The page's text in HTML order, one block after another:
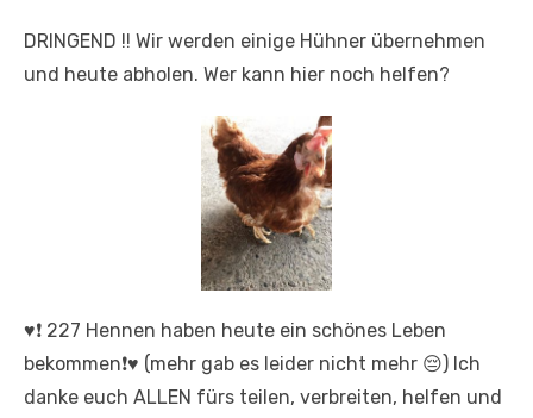
DRINGEND !! Wir werden einige Hühner übernehmen
und heute abholen. Wer kann hier noch helfen?
♥️❗️ 227 Hennen haben heute ein schönes Leben
bekommen❗️♥️ (mehr gab es leider nicht mehr 😔) Ich
danke euch ALLEN fürs teilen, verbreiten, helfen und